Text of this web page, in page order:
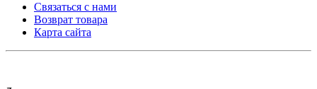
Связаться с нами
Возврат товара
Карта сайта